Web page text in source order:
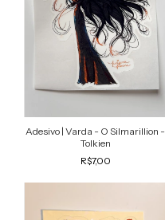
Adesivo | Varda - O Silmarillion -
Tolkien
R$7,00